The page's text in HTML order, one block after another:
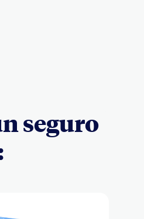
seguro